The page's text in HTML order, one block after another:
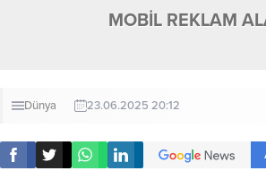
MOBİL REKLAM
Dünya 23.06.2025 20:12